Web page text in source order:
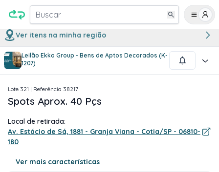
Buscar
Ver itens na minha região
Leilão Ekko Group - Bens de Aptos Decorados (K-
1207)
1/1
Lote 321 | Referência 38217
Spots Aprox. 40 Pçs
Local de retirada:
Av. Estácio de Sá, 1881 - Granja Viana - Cotia/SP - 06810-
180
Ver mais características